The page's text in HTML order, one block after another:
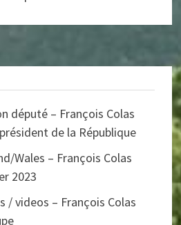
député – François Colas
de la République
Wales – François Colas
2023
/ videos – François Colas